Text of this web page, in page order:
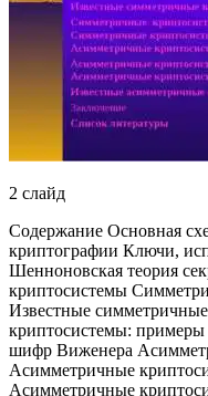
2 слайд
Содержание Основная
криптографии Ключи,
Шенноновская теория
криптосистемы
Известные
криптосистемы:
шифр Виженера
Асимметричные
Асимметричные